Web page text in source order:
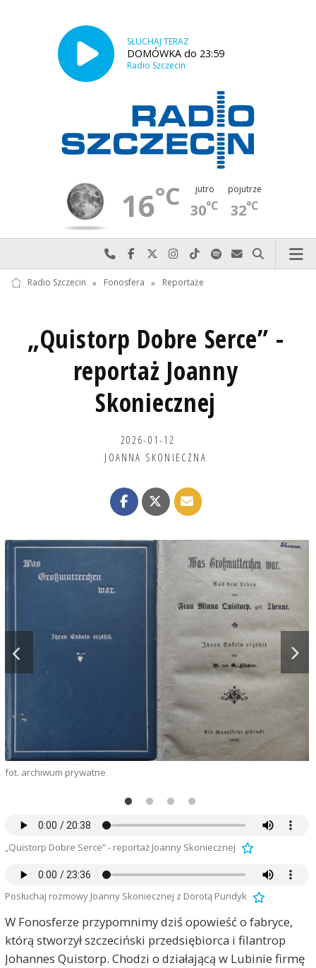
SŁUCHAJ TERAZ
DOMÓWKA do 23:59
Radio Szczecin
16°C jutro
30°C
pojutrze
32°C
Najlepiej po prostu do nas zadzwoń
Odwiedź nas na Facebook-u
Odwiedź nas na X
Odwiedź nas na Instagram-ie
Odwiedź nas na TikTok-u
Szukaj nas na Spotify
Wyślij do nas
Szukaj
Radio Szczecin » Fonosfera » Reportaże
„Quistorp Dobre Serce” -
reportaż Joanny
Skoniecznej
2026-01-12
JOANNA SKONIECZNA
fot. archiwum prywatne
„Quistorp Dobre Serce” - reportaż Joanny Skoniecznej
Posłuchaj rozmowy Joanny Skoniecznej z Dorotą Pundyk
W Fonosferze przypomnimy dziś opowieść o fabryce,
którą stworzył szczeciński przedsiębiorca i filantrop
Johannes Quistorp. Chodzi o działającą w Lubinie firmę